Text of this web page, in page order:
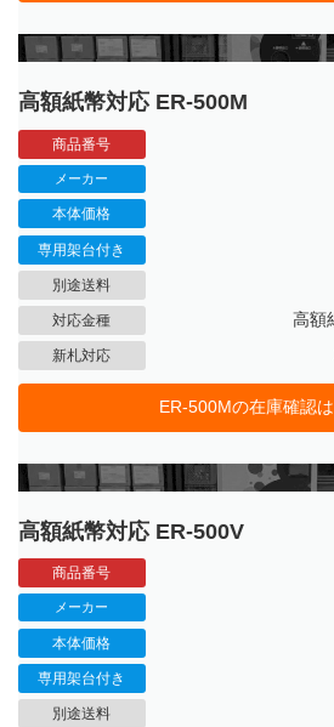
高額紙幣対応 ER-500M
商品番号
メーカー
本体価格
専用架台付き
別途送料
対応金種 高額
新札対応
ER-500Mの在庫確認
高額紙幣対応 ER-500V
商品番号
メーカー
本体価格
専用架台付き
別途送料